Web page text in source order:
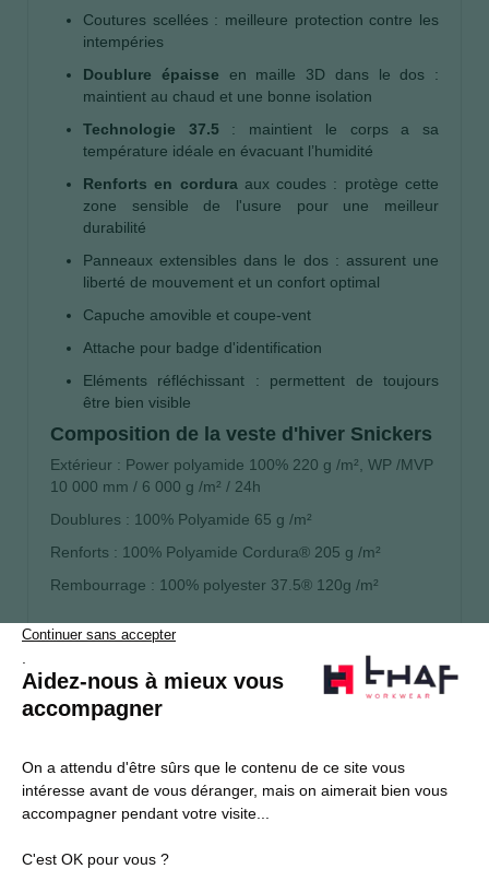
Coutures scellées : meilleure protection contre les
intempéries
Doublure épaisse en maille 3D dans le dos :
maintient au chaud et une bonne isolation
Technologie 37.5 : maintient le corps a sa
température idéale en évacuant l’humidité
Renforts en cordura aux coudes : protège cette
zone sensible de l'usure pour une meilleur
durabilité
Panneaux extensibles dans le dos : assurent une
liberté de mouvement et un confort optimal
Capuche amovible et coupe-vent
Attache pour badge d'identification
Eléments réfléchissant : permettent de toujours
être bien visible
Composition de la veste d'hiver Snickers
Extérieur : Power polyamide 100% 220 g /m², WP /MVP
10 000 mm / 6 000 g /m² / 24h
Doublures : 100% Polyamide 65 g /m²
Renforts : 100% Polyamide Cordura® 205 g /m²
Rembourrage : 100% polyester 37.5® 120g /m²
Je souhaite m'inscrire à la newsletter Thaf Workwear